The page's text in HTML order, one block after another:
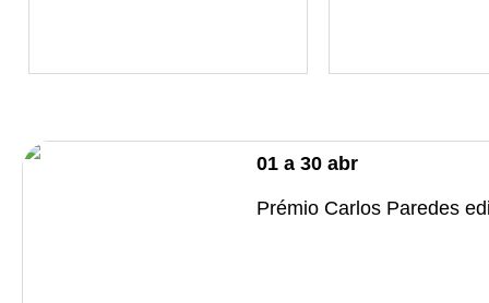
01 a 30 abr
Prémio Carlos Paredes